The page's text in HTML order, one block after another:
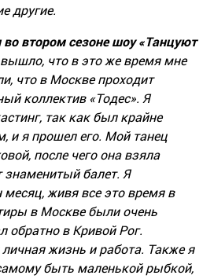
другие.
втором сезоне шоу «Танцуют
что в это же время мне
что в Москве проходит
коллектив «Тодес». Я
так как был крайне
и я прошел его. Мой танец
после чего она взяла
знаменитый балет. Я
живя все это время в
в Москве были очень
обратно в Кривой Рог.
жизнь и работа. Также я
быть маленькой рыбкой,